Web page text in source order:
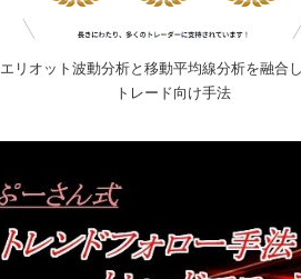
エリオット波動分析と移動平均線分析を融合
トレード向け手法